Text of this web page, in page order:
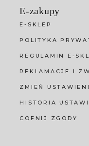
E-zakupy
E-SKLEP
POLITYKA
REGULAMIN E-
REKLAMACJE I
ZMIEŃ
HISTORIA
COFNIJ ZGODY